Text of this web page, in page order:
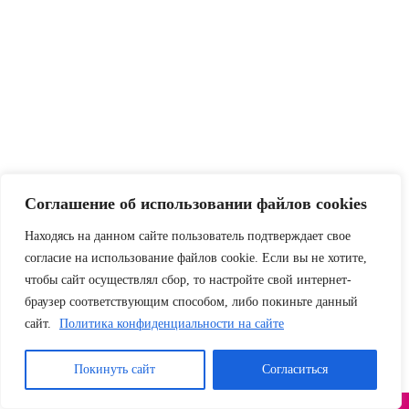
Соглашение об использовании файлов cookies
Находясь на данном сайте пользователь подтверждает свое
согласие на использование файлов cookie. Если вы не хотите,
чтобы сайт осуществлял сбор, то настройте свой интернет-
браузер соответствующим способом, либо покиньте данный
сайт.
Политика конфиденциальности на сайте
Покинуть сайт Согласиться
Броши и значки Морские жители
Рыбка желтая- Брошь/значок – 709
Оценка0из 5
140,00₽